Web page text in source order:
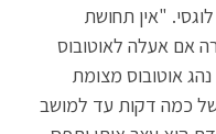
"אין תחושת
אם אעלה לאוטובוס
אוטובוס מצומת
זה נסיעה של כמה דקות עד למושב